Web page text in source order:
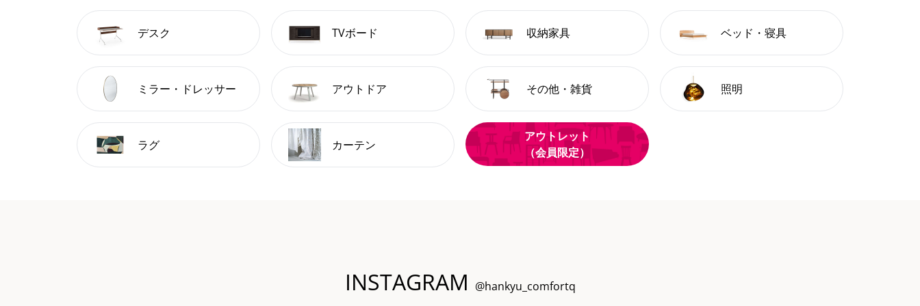
デスク TVボード 収納家具 ベッド・寝具
ミラー・ドレッサー アウトドア その他・雑貨 照明
ラグ カーテン
アウトレット
（会員限定）
INSTAGRAM @hankyu_comfortq